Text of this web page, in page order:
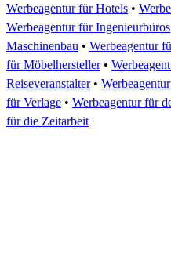
Werbeagentur für Hotels •
Werbeagentur für Ingenieurbüros
Maschinenbau • Werbeagentur
für Möbelhersteller•
Reiseveranstalter•
für Verlage • Werbeagentur für
für die Zeitarbeit